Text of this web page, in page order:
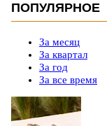
ПОПУЛЯРНОЕ
За месяц
За квартал
За год
За все время